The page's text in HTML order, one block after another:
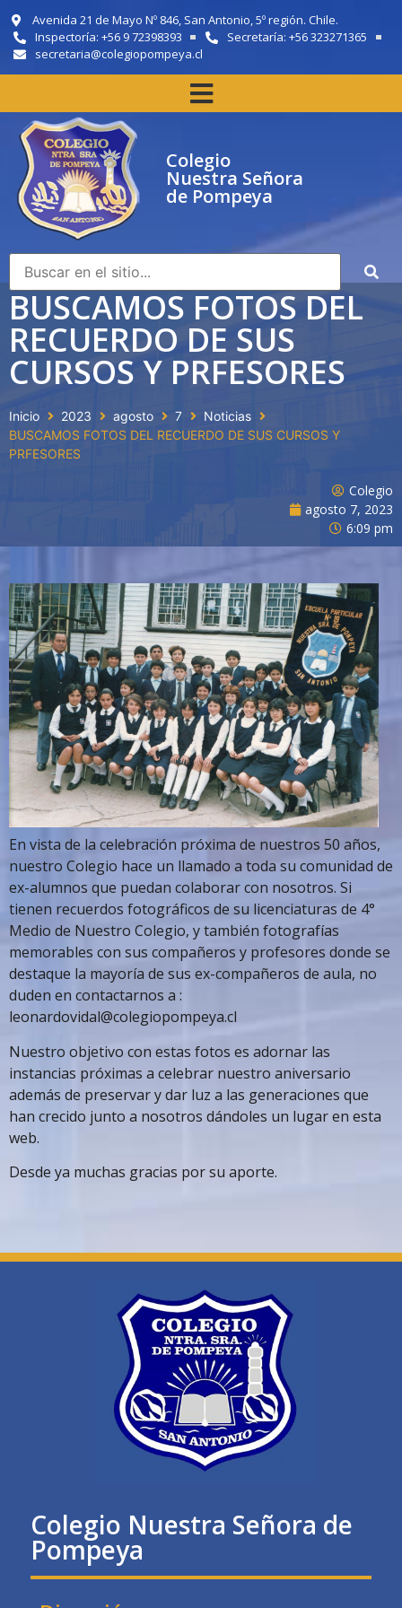
Avenida 21 de Mayo Nº 846, San Antonio, 5º región. Chile.
Inspectoría: +56 9 72398393
Secretaría: +56 323271365
secretaria@colegiopompeya.cl
Colegio
Nuestra Señora
de Pompeya
BUSCAMOS FOTOS DEL
RECUERDO DE SUS
CURSOS Y PRFESORES
Inicio 2023 agosto 7
Noticias
BUSCAMOS FOTOS DEL RECUERDO DE SUS CURSOS Y
PRFESORES
Colegio
agosto 7, 2023
6:09 pm
En vista de la celebración próxima de nuestros 50 años,
nuestro Colegio hace un llamado a toda su comunidad de
ex-alumnos que puedan colaborar con nosotros. Si
tienen recuerdos fotográficos de su licenciaturas de 4°
Medio de Nuestro Colegio, y también fotografías
memorables con sus compañeros y profesores donde se
destaque la mayoría de sus ex-compañeros de aula, no
duden en contactarnos a :
leonardovidal@colegiopompeya.cl
Nuestro objetivo con estas fotos es adornar las
instancias próximas a celebrar nuestro aniversario
además de preservar y dar luz a las generaciones que
han crecido junto a nosotros dándoles un lugar en esta
web.
Desde ya muchas gracias por su aporte.
Colegio Nuestra Señora de
Pompeya